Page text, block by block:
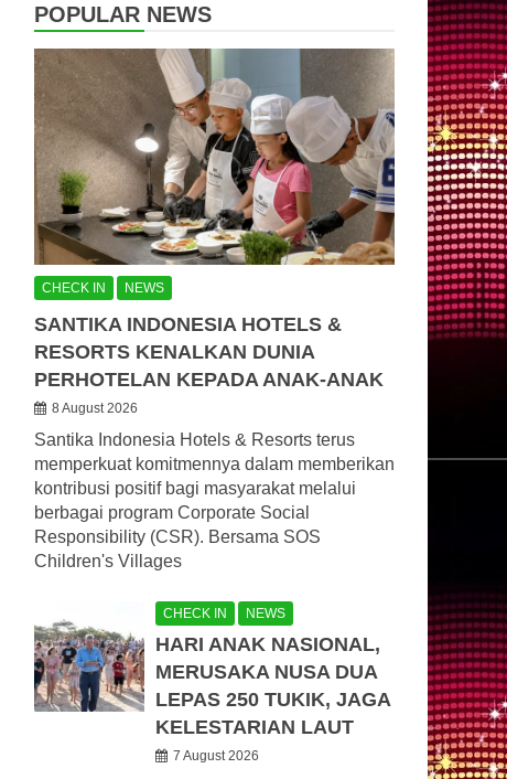
POPULAR NEWS
CHECK IN NEWS
SANTIKA INDONESIA HOTELS &
RESORTS KENALKAN DUNIA
PERHOTELAN KEPADA ANAK-ANAK
8 August 2026
Santika Indonesia Hotels & Resorts terus
memperkuat komitmennya dalam memberikan
kontribusi positif bagi masyarakat melalui
berbagai program Corporate Social
Responsibility (CSR). Bersama SOS
Children's Villages
CHECK IN NEWS
HARI ANAK NASIONAL,
MERUSAKA NUSA DUA
LEPAS 250 TUKIK, JAGA
KELESTARIAN LAUT
7 August 2026